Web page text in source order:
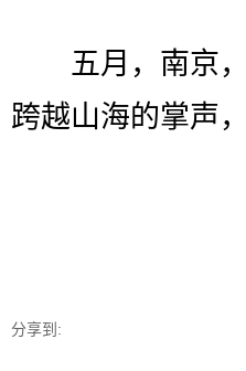
五月，南京，
跨越山海的掌声
分享到: